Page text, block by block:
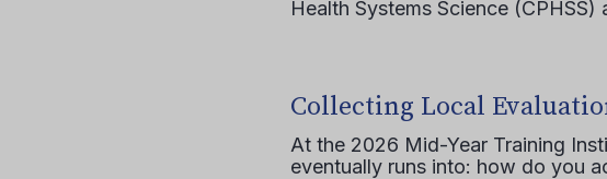
Health Systems Science
Collecting Local
At the 2026 Mid-Year Training
eventually runs into: how do you